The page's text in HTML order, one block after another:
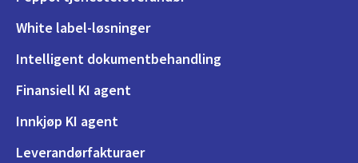
White label-løsninger
Intelligent dokumentbehandling
Finansiell KI agent
Innkjøp KI agent
Leverandørfakturaer